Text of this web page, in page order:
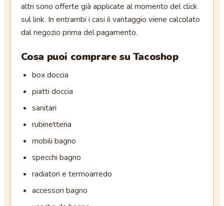
altri sono offerte già applicate al momento del click
sul link. In entrambi i casi il vantaggio viene calcolato
dal negozio prima del pagamento.
Cosa puoi comprare su Tacoshop
box doccia
piatti doccia
sanitari
rubinetteria
mobili bagno
specchi bagno
radiatori e termoarredo
accessori bagno